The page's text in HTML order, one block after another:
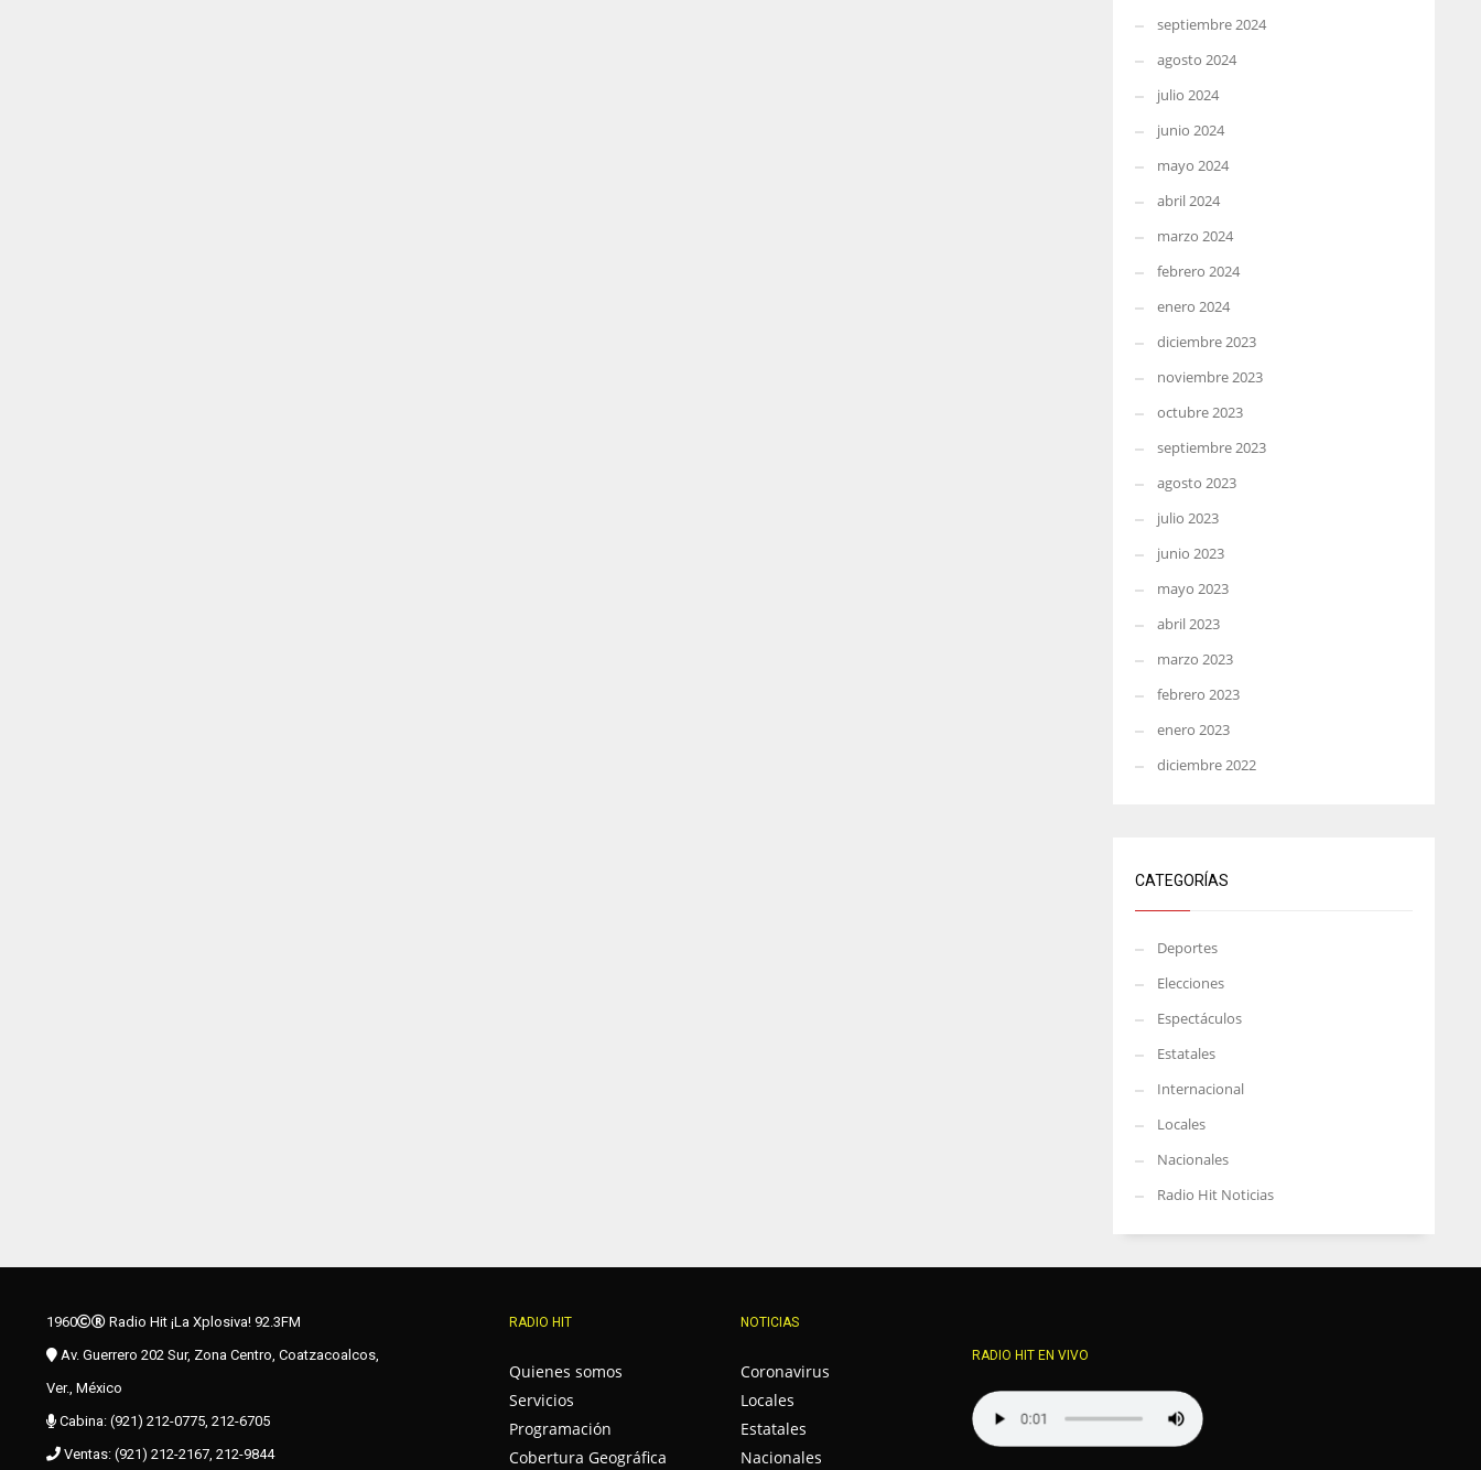
septiembre 2024
agosto 2024
julio 2024
junio 2024
mayo 2024
abril 2024
marzo 2024
febrero 2024
enero 2024
diciembre 2023
noviembre 2023
octubre 2023
septiembre 2023
agosto 2023
julio 2023
junio 2023
mayo 2023
abril 2023
marzo 2023
febrero 2023
enero 2023
diciembre 2022
CATEGORÍAS
Deportes
Elecciones
Espectáculos
Estatales
Internacional
Locales
Nacionales
Radio Hit Noticias
1960
Radio Hit ¡La Xplosiva! 92.3FM
Av. Guerrero 202 Sur, Zona Centro, Coatzacoalcos,
Ver., México
Cabina: (921) 212-0775, 212-6705
Ventas: (921) 212-2167, 212-9844
RADIO HIT
Quienes somos
Servicios
Programación
Cobertura Geográfica
NOTICIAS
Coronavirus
Locales
Estatales
Nacionales
RADIO HIT EN VIVO